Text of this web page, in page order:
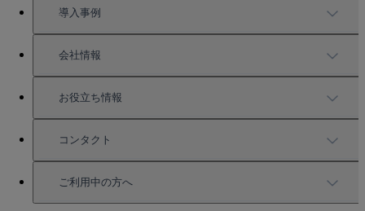
機能一覧
充実したサポート
料金案内
導入事例
導入事例
活用方法
会社情報
会社情報
お役立ち情報
お役立ち資料一覧
セミナー情報
コンタクト
サービス資料請求
ご利用中の方へ